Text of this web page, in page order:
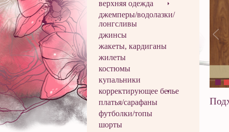
верхняя одежда
джемперы/водолазки/
лонгсливы
джинсы
жакеты, кардиганы
жилеты
костюмы
купальники
корректирующее белье
платья/сарафаны
футболки/топы
шорты